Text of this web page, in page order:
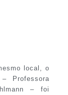
local, o
Professora
– foi